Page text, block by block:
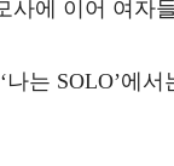
사에 이어 여자
나는 SOLO’에